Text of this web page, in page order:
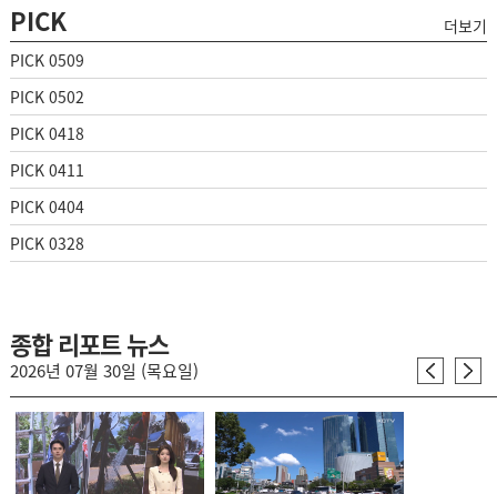
PICK
더보기
PICK 0509
PICK 0502
PICK 0418
PICK 0411
PICK 0404
PICK 0328
종합 리포트 뉴스
2026년 07월 30일 (목요일)